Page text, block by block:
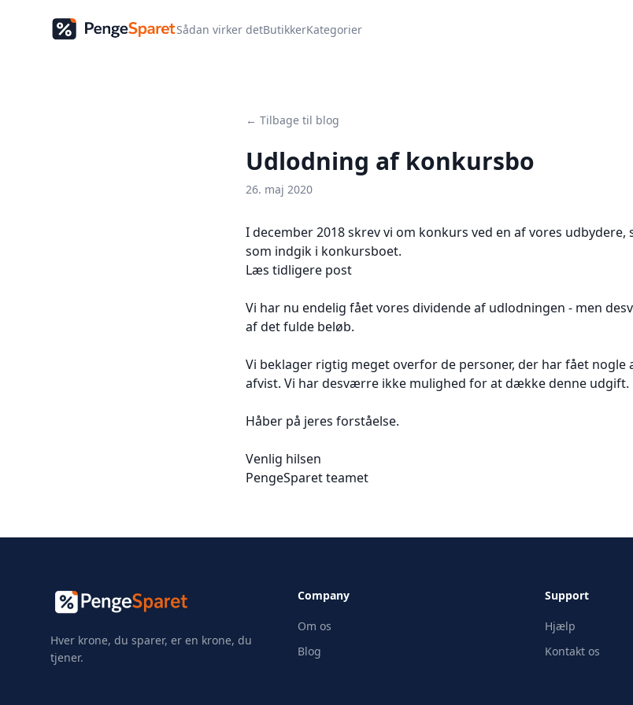
Sådan virker detButikkerKategorier
← Tilbage til blog
Udlodning af konkursbo
26. maj 2020
I december 2018 skrev vi om konkurs ved en af vores
som indgik i konkursboet.
Læs tidligere post
Vi har nu endelig fået vores dividende af udlodningen - men
af det fulde beløb.
Vi beklager rigtig meget overfor de personer, der har fået nogle
afvist. Vi har desværre ikke mulighed for at dække denne udgift.
Håber på jeres forståelse.
Venlig hilsen
PengeSparet teamet
Hver krone, du sparer, er en krone, du
tjener.
Company
Om os
Blog
Support
Hjælp
Kontakt os